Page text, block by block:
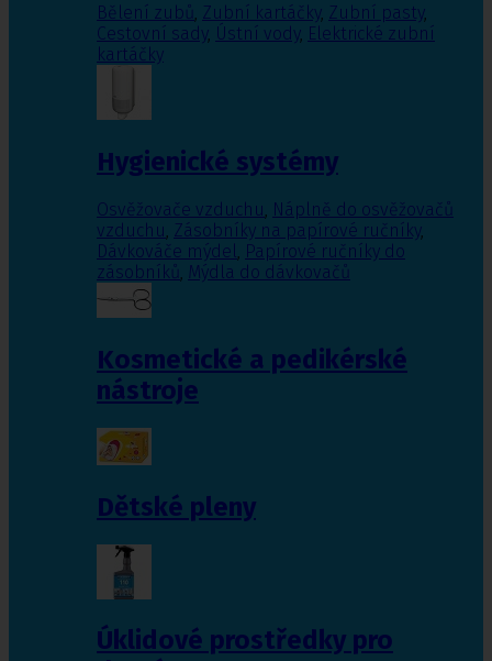
Bělení zubů, Zubní kartáčky, Zubní pasty,
Cestovní sady, Ústní vody, Elektrické zubní
kartáčky
Hygienické systémy
Osvěžovače vzduchu, Náplně do osvěžovačů
vzduchu, Zásobníky na papírové ručníky,
Dávkováče mýdel, Papírové ručníky do
zásobníků, Mýdla do dávkovačů
Kosmetické a pedikérské
nástroje
Dětské pleny
Úklidové prostředky pro